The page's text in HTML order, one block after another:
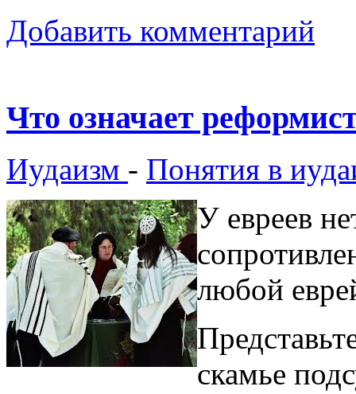
Добавить комментарий
Что означает
Иудаизм - Понятия в
У евреев
любой
скамье